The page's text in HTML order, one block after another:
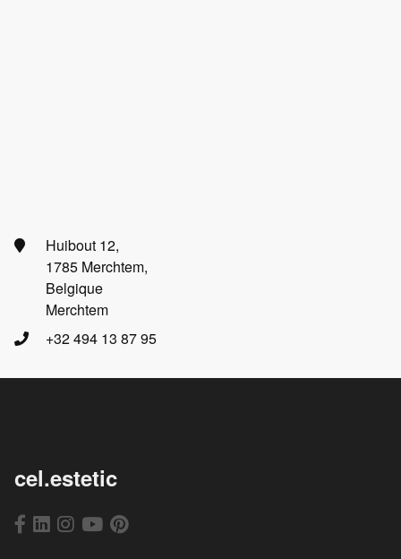
Huibout 12,
1785 Merchtem,
Belgique
Merchtem
+32 494 13 87 95
cel.estetic